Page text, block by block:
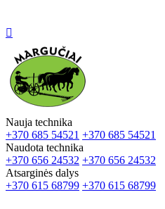

Nauja technika
+370 685 54521 +370 685 54521
Naudota technika
+370 656 24532 +370 656 24532
Atsarginės dalys
+370 615 68799 +370 615 68799